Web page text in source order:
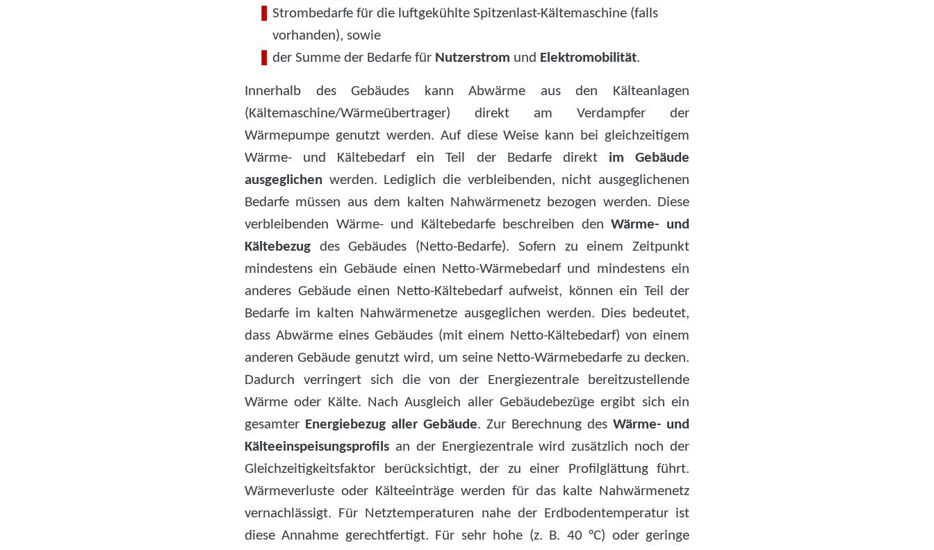
Strombedarfe für die luftgekühlte Spitzenlast-Kältemaschine (falls
vorhanden), sowie
der Summe der Bedarfe für Nutzerstrom und Elektromobilität.
Innerhalb des Gebäudes kann Abwärme aus den Kälteanlagen
(Kältemaschine/Wärmeübertrager) direkt am Verdampfer der
Wärmepumpe genutzt werden. Auf diese Weise kann bei gleichzeitigem
Wärme- und Kältebedarf ein Teil der Bedarfe direkt im Gebäude
ausgeglichen werden. Lediglich die verbleibenden, nicht ausgeglichenen
Bedarfe müssen aus dem kalten Nahwärmenetz bezogen werden. Diese
verbleibenden Wärme- und Kältebedarfe beschreiben denWärme- und
Kältebezug des Gebäudes (Netto-Bedarfe). Sofern zu einem Zeitpunkt
mindestens ein Gebäude einen Netto-Wärmebedarf und mindestens ein
anderes Gebäude einen Netto-Kältebedarf aufweist, können ein Teil der
Bedarfe im kalten Nahwärmenetze ausgeglichen werden. Dies bedeutet,
dass Abwärme eines Gebäudes (mit einem Netto-Kältebedarf) von einem
anderen Gebäude genutzt wird, um seine Netto-Wärmebedarfe zu decken.
Dadurch verringert sich die von der Energiezentrale bereitzustellende
Wärme oder Kälte. Nach Ausgleich aller Gebäudebezüge ergibt sich ein
gesamter Energiebezug aller Gebäude. Zur Berechnung des Wärme- und
Kälteeinspeisungsprofils an der Energiezentrale wird zusätzlich noch der
Gleichzeitigkeitsfaktor berücksichtigt, der zu einer Profilglättung führt.
Wärmeverluste oder Kälteeinträge werden für das kalte Nahwärmenetz
vernachlässigt. Für Netztemperaturen nahe der Erdbodentemperatur ist
diese Annahme gerechtfertigt. Für sehr hohe (z. B. 40 °C) oder geringe